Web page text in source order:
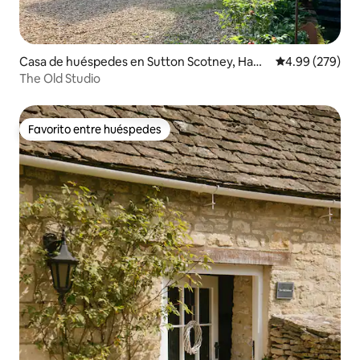
Casa de huéspedes en Sutton Scotney, Ham
pshire
Calificación
4.99 (279)
The Old Studio
Favorito entre huéspedes
Favorito entre huéspedes